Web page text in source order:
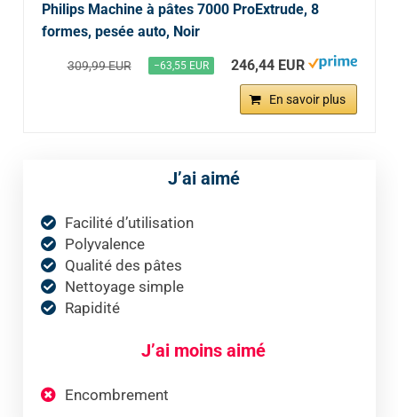
Philips Machine à pâtes 7000 ProExtrude, 8
formes, pesée auto, Noir
309,99 EUR −63,55 EUR 246,44 EUR
En savoir plus
J’ai aimé
Facilité d’utilisation
Polyvalence
Qualité des pâtes
Nettoyage simple
Rapidité
J’ai moins aimé
Encombrement